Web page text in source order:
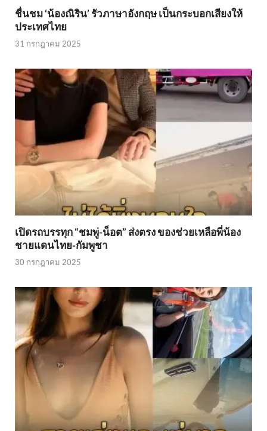
ชื่นชม ‘น้องณิริน’ รัวภาษาอังกฤษ เป็นกระบอกเสียงให้
ประเทศไทย
31 กรกฎาคม 2025
เปิดรถบรรทุก “ชมพู่-น็อต” ส่งตรง ของช่วยเหลือพี่น้อง
ชายแดนไทย-กัมพูชา
30 กรกฎาคม 2025